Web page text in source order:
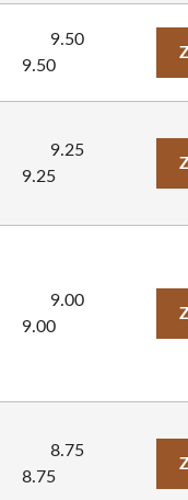
9.50
9.50
9.25
9.25
9.00
9.00
8.75
8.75